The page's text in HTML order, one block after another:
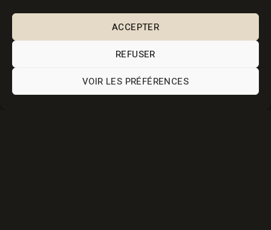
ACCEPTER
REFUSER
VOIR LES PRÉFÉRENCES
Photographe dans le Puy de Dôme pour les particuliers et
les professionnels.